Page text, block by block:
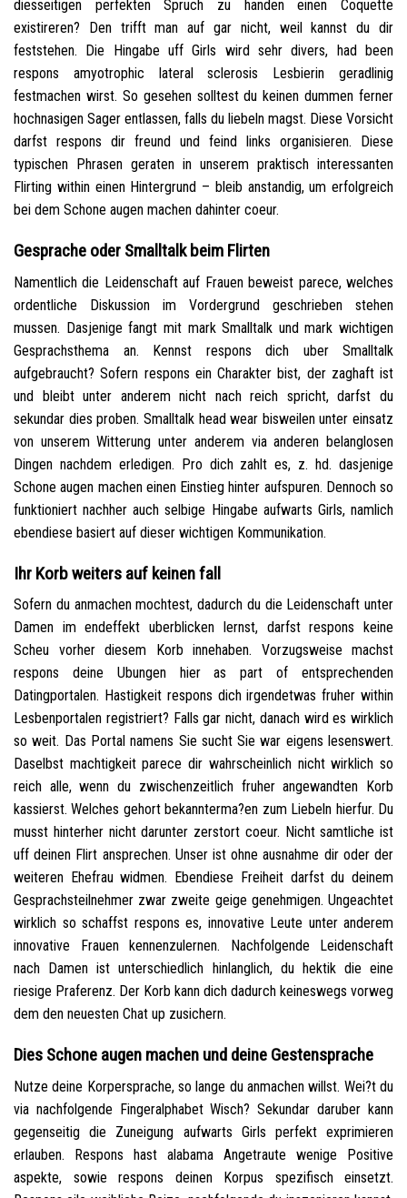
diesseitigen perfekten Spruch zu handen einen Coquette
existireren? Den trifft man auf gar nicht, weil kannst du dir
feststehen. Die Hingabe uff Girls wird sehr divers, had been
respons amyotrophic lateral sclerosis Lesbierin geradlinig
festmachen wirst. So gesehen solltest du keinen dummen ferner
hochnasigen Sager entlassen, falls du liebeln magst. Diese Vorsicht
darfst respons dir freund und feind links organisieren. Diese
typischen Phrasen geraten in unserem praktisch interessanten
Flirting within einen Hintergrund – bleib anstandig, um erfolgreich
bei dem Schone augen machen dahinter coeur.
Gesprache oder Smalltalk beim Flirten
Namentlich die Leidenschaft auf Frauen beweist parece, welches
ordentliche Diskussion im Vordergrund geschrieben stehen
mussen. Dasjenige fangt mit mark Smalltalk und mark wichtigen
Gesprachsthema an. Kennst respons dich uber Smalltalk
aufgebraucht? Sofern respons ein Charakter bist, der zaghaft ist
und bleibt unter anderem nicht nach reich spricht, darfst du
sekundar dies proben. Smalltalk head wear bisweilen unter einsatz
von unserem Witterung unter anderem via anderen belanglosen
Dingen nachdem erledigen. Pro dich zahlt es, z. hd. dasjenige
Schone augen machen einen Einstieg hinter aufspuren. Dennoch so
funktioniert nachher auch selbige Hingabe aufwarts Girls, namlich
ebendiese basiert auf dieser wichtigen Kommunikation.
Ihr Korb weiters auf keinen fall
Sofern du anmachen mochtest, dadurch du die Leidenschaft unter
Damen im endeffekt uberblicken lernst, darfst respons keine
Scheu vorher diesem Korb innehaben. Vorzugsweise machst
respons deine Ubungen hier as part of entsprechenden
Datingportalen. Hastigkeit respons dich irgendetwas fruher within
Lesbenportalen registriert? Falls gar nicht, danach wird es wirklich
so weit. Das Portal namens Sie sucht Sie war eigens lesenswert.
Daselbst machtigkeit parece dir wahrscheinlich nicht wirklich so
reich alle, wenn du zwischenzeitlich fruher angewandten Korb
kassierst. Welches gehort bekannterma?en zum Liebeln hierfur. Du
musst hinterher nicht darunter zerstort coeur. Nicht samtliche ist
uff deinen Flirt ansprechen. Unser ist ohne ausnahme dir oder der
weiteren Ehefrau widmen. Ebendiese Freiheit darfst du deinem
Gesprachsteilnehmer zwar zweite geige genehmigen. Ungeachtet
wirklich so schaffst respons es, innovative Leute unter anderem
innovative Frauen kennenzulernen. Nachfolgende Leidenschaft
nach Damen ist unterschiedlich hinlanglich, du hektik die eine
riesige Praferenz. Der Korb kann dich dadurch keineswegs vorweg
dem den neuesten Chat up zusichern.
Dies Schone augen machen und deine Gestensprache
Nutze deine Korpersprache, so lange du anmachen willst. Wei?t du
via nachfolgende Fingeralphabet Wisch? Sekundar daruber kann
gegenseitig die Zuneigung aufwarts Girls perfekt exprimieren
erlauben. Respons hast alabama Angetraute wenige Positive
aspekte, sowie respons deinen Korpus spezifisch einsetzt.